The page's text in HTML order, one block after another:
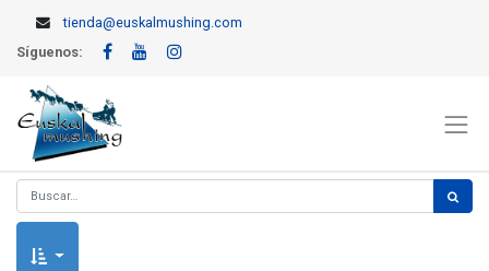
tienda@euskalmushing.com
Síguenos: